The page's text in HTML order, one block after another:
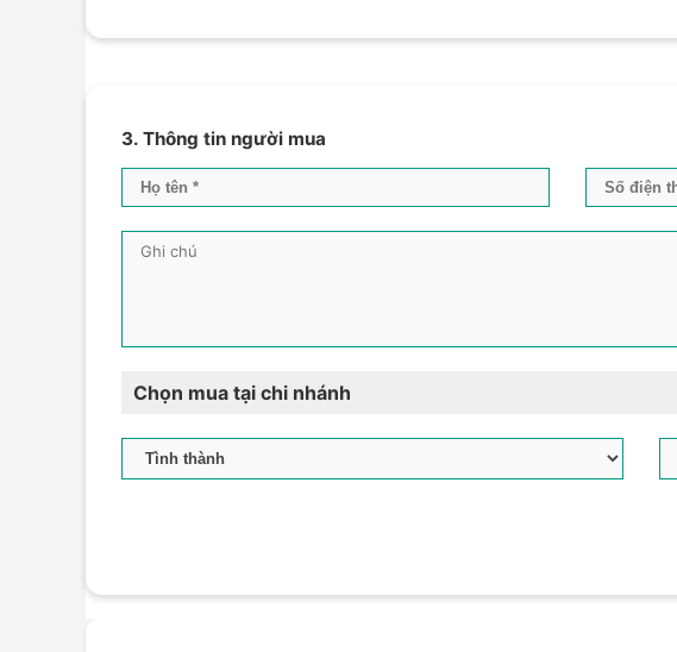
3. Thông tin người mua
Chọn mua tại chi nhánh